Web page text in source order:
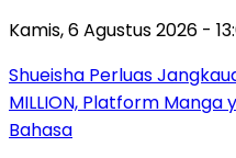
Kamis, 6 Agustus 2026 -
Shueisha Perluas
MILLION, Platform Manga
Bahasa